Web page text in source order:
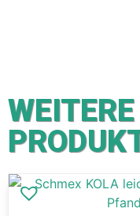
WEITERE